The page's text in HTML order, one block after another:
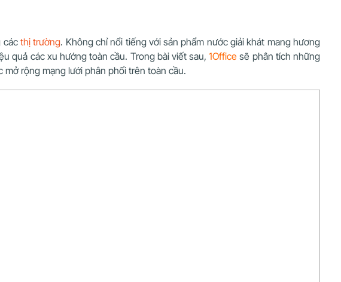
các thị trường. Không chỉ nổi tiếng với sản phẩm nước giải khát mang hương
quả các xu hướng toàn cầu. Trong bài viết sau,1Office sẽ phân tích những
rộng mạng lưới phân phối trên toàn cầu.